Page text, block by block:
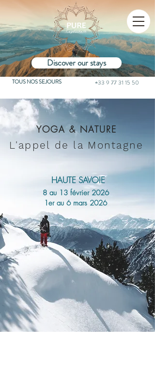
Discover our stays
+33 9 77 31 15 50
TOUS NOS SEJOURS
YOGA & NATURE
L'appel de la Montagne
HAUTE SAVOIE
8 au 13 février 2026
1er au 6 mars 2026